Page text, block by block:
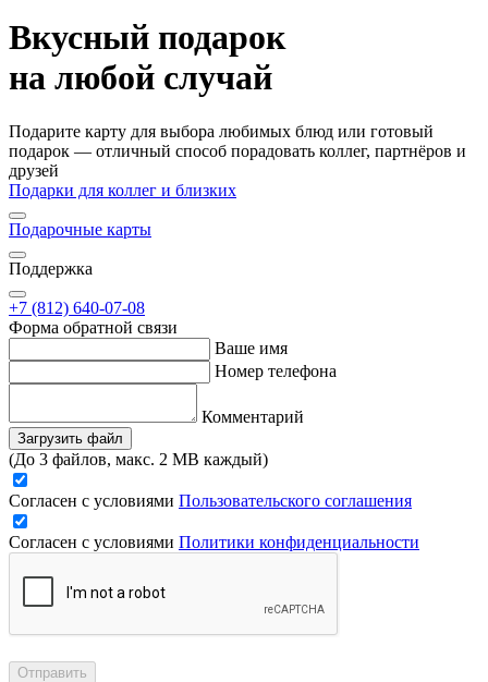
Вкусный подарок
на любой случай
Подарите карту для выбора любимых блюд или готовый
подарок — отличный способ порадовать коллег, партнёров и
друзей
Подарки для коллег и близких
Подарочные карты
Поддержка
+7 (812) 640-07-08
Форма обратной связи
Ваше имя
Номер телефона
Комментарий
Загрузить файл
(До 3 файлов, макс. 2 MB каждый)
Согласен с условиями Пользовательского соглашения
Согласен с условиями Политики конфиденциальности
Отправить